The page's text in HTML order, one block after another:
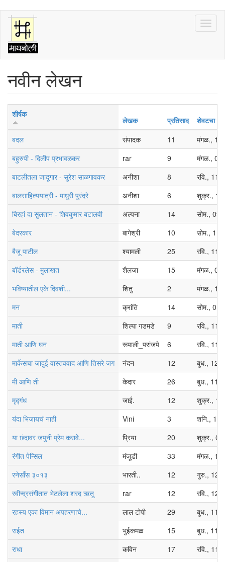
Skip
main
content
नवीन लेखन
शीर्षक
लेखक प्रतिसाद
शेवटचा
बदल
संपादक 11
मंगळ.,
बहुरुपी - दिलीप प्रभावळकर
rar 9
मंगळ.,
बाटलीतला जादूगार - सुरेश साळगावकर
अनीशा 8
रवि.,
बालसाहित्ययात्री - माधुरी पुरंदरे
अनीशा 6
शुक्र.,
बिरहां दा सुलतान - शिवकुमार बटालवी
अल्पना 14
सोम.,
बेदरकार
बागेश्री 10
सोम.,
बैजू पाटील
श्यामली 25
रवि.,
बॉर्डरलेस - मुलाखत
शैलजा 15
मंगळ.,
भविष्यातील एके दिवशी...
शितु 2
मंगळ.,
मन
क्रांति 14
सोम.,
माती
शिल्पा गडमडे 9
रवि.,
माती आणि घन
रूपाली_परांजपे 6
रवि.,
मार्केसचा जादुई वास्तववाद आणि तिसरे जग
नंदन 12
बुध., 12/
मी आणि ती
केदार 26
बुध., 11/
मृद्गंध
जाई. 12
शुक्र.,
यंदा भिजायचं नाही
Vini 3
शनि.,
या छंदावर जपुनी प्रेम करावे...
प्रिया 20
शुक्र.,
रंगीत पेन्सिल
मंजूडी 33
मंगळ.,
रनेसाँस ३०१३
भारती.. 12
गुरु., 12/
रवीन्द्रसंगीतात भेटलेला शरद ऋतू
rar 12
रवि.,
रहस्य एका विमान अपहरणाचे...
लाल टोपी 29
बुध., 11/
राईत
भुईकमळ 15
बुध., 11/
राधा
कविन 17
रवि.,